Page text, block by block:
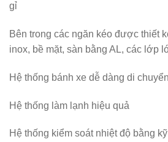
gỉ
Bên trong các ngăn kéo được thiết
inox, bề mặt, sàn bằng AL, các lớp
Hệ thống bánh xe dễ dàng di
Hệ thống làm lạnh hiệu quả
Hệ thống kiểm soát nhiệt độ bằng